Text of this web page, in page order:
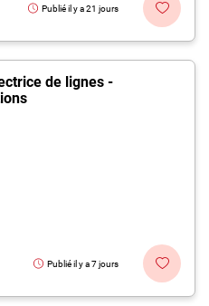
Publié il y a 21 jours
de lignes -
Publié il y a 7 jours